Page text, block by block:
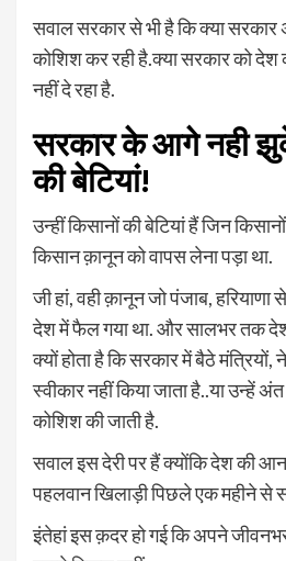
सवाल सरकार से भी है कि क्या सरकार
कोशिश कर रही है.क्या सरकार को देश
नहीं दे रहा है.
सरकार के आगे नही
की बेटियां!
उन्हीं किसानों की बेटियां हैं जिन
किसान क़ानून को वापस लेना पड़ा था.
जी हां, वही क़ानून जो पंजाब,
देश में फैल गया था. और सालभर तक
क्यों होता है कि सरकार में बैठे मंत्रियों,
स्वीकार नहीं किया जाता है..या उन्हें
कोशिश की जाती है.
सवाल इस देरी पर हैं क्योंकि देश की
पहलवान खिलाड़ी पिछले एक महीने से
इंतेहां इस क़दर हो गई कि अपने